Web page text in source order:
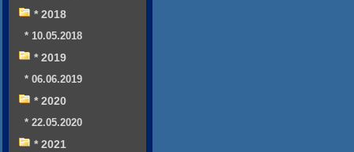
* 2018
* 10.05.2018
* 2019
* 06.06.2019
* 2020
* 22.05.2020
* 2021